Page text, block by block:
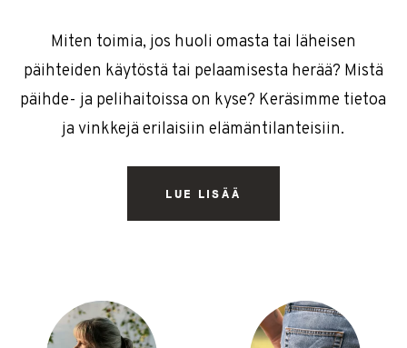
Miten toimia, jos huoli omasta tai läheisen
päihteiden käytöstä tai pelaamisesta herää? Mistä
päihde- ja pelihaitoissa on kyse? Keräsimme tietoa
ja vinkkejä erilaisiin elämäntilanteisiin.
LUE LISÄÄ